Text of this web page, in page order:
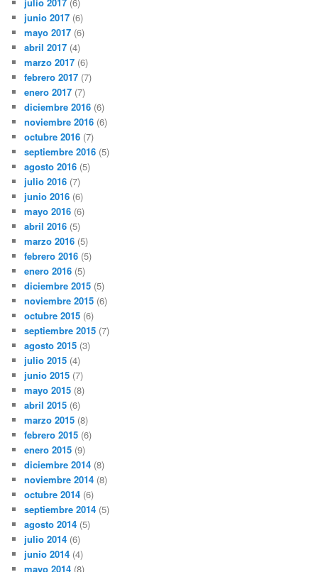
junio 2017 (6)
mayo 2017 (6)
abril 2017 (4)
marzo 2017 (6)
febrero 2017 (7)
enero 2017 (7)
diciembre 2016 (6)
noviembre 2016 (6)
octubre 2016 (7)
septiembre 2016 (5)
agosto 2016 (5)
julio 2016 (7)
junio 2016 (6)
mayo 2016 (6)
abril 2016 (5)
marzo 2016 (5)
febrero 2016 (5)
enero 2016 (5)
diciembre 2015 (5)
noviembre 2015 (6)
octubre 2015 (6)
septiembre 2015 (7)
agosto 2015 (3)
julio 2015 (4)
junio 2015 (7)
mayo 2015 (8)
abril 2015 (6)
marzo 2015 (8)
febrero 2015 (6)
enero 2015 (9)
diciembre 2014 (8)
noviembre 2014 (8)
octubre 2014 (6)
septiembre 2014 (5)
agosto 2014 (5)
julio 2014 (6)
junio 2014 (4)
mayo 2014 (8)